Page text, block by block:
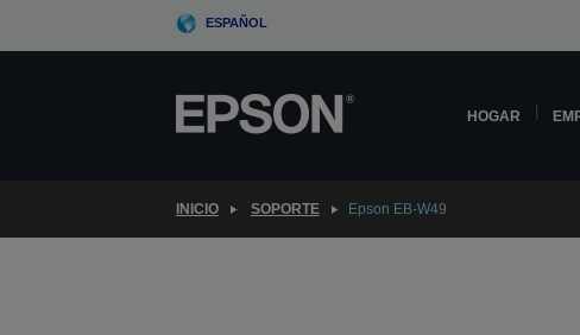
ESPAÑOL
HOGAR
INICIO SOPORTE Epson EB-W49